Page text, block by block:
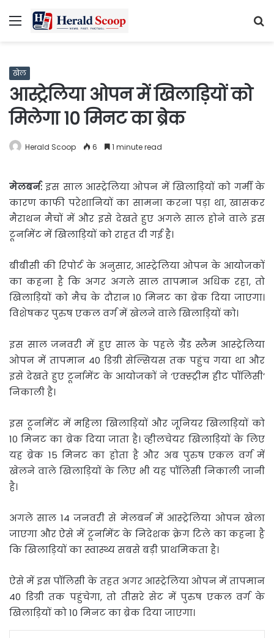
Menu
खेल
आस्ट्रेलिया ओपन में खिलाड़ियों को
मिलेगा 10 मिनट का ब्रेक
Herald Scoop 6 1 minute read
मेलबर्न:इस साल आस्ट्रेलिया ओपन में खिलाड़ियों को गर्मी के
कारण काफी परेशानियों का सामना करना पड़ा था, खासकर
मैराथन मैचों में और इसे देखते हुए अगले साल होने वाले इस
टूर्नामेंट में खिलाड़ियों को राहत दी गई है।
बीबीसी की रिपोर्ट के अनुसार, आस्ट्रेलिया ओपन के आयोजकों
का कहना है कि अगर अगले साल तापमान अधिक रहा, तो
खिलाड़ियों को मैच के दौरान 10 मिनट का ब्रेक दिया जाएगा।
विशेषकर पुरुष एकल वर्ग में खेलने वाले खिलाड़ियों को।
इस साल जनवरी में हुए साल के पहले ग्रैंड स्लैम आस्ट्रेलिया
ओपन में तापमान 40 डिग्री सेल्सियस तक पहुंच गया था और
इसे देखते हुए टूर्नामेंट के आयोजकों ने ‘एक्स्ट्रीम हीट पॉलिसी’
निकाली है।
इस टूर्नामेंट में महिला खिलाड़ियों और जूनियर खिलाड़ियों को
10 मिनट का ब्रेक दिया जाता है। व्हीलचेयर खिलाड़ियों के लिए
यह ब्रेक 15 मिनट का होता है और अब पुरुष एकल वर्ग में
खेलने वाले खिलाड़ियों के लिए भी यह पॉलिसी निकाली जानी
है।
अगले साल 14 जनवरी से मेलबर्न में आस्ट्रेलिया ओपन खेला
जाएगा और ऐसे में टूर्नामेंट के निदेशक क्रेग टिले का कहना है
कि खिलाड़ियों का स्वास्थ्य सबसे बड़ी प्राथमिकता है।
ऐसे में इस पॉलिसी के तहत अगर आस्ट्रेलिया ओपन में तापमान
40 डिग्री तक पहुंचेगा, तो तीसरे सेट में पुरुष एकल वर्ग के
खिलाड़ियों को 10 मिनट का ब्रेक दिया जाएगा।